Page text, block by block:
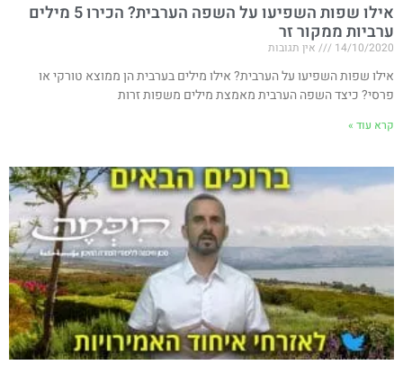
אילו שפות השפיעו על השפה הערבית? הכירו 5 מילים
ערביות ממקור זר
14/10/2020 אין תגובות
אילו שפות השפיעו על הערבית? אילו מילים בערבית הן ממוצא טורקי או
פרסי? כיצד השפה הערבית מאמצת מילים משפות זרות
קרא עוד »